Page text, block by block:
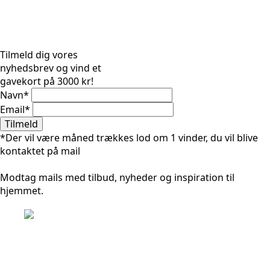
Tilmeld dig vores
nyhedsbrev og vind et
gavekort på 3000 kr!
Navn*
Email*
Tilmeld
*Der vil være måned trækkes lod om 1 vinder, du vil blive
kontaktet på mail
Modtag mails med tilbud, nyheder og inspiration til
hjemmet.